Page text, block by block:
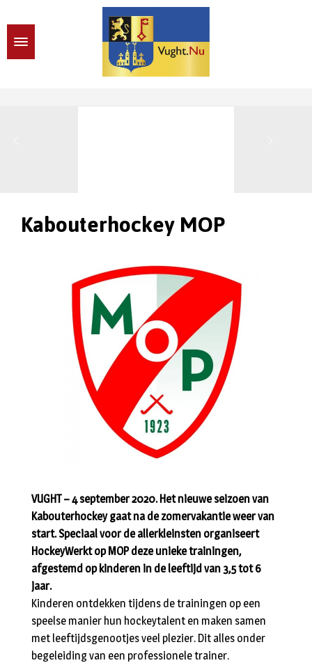
Kabouterhockey MOP
VUGHT – 4 september 2020. Het nieuwe seizoen van
Kabouterhockey gaat na de zomervakantie weer van
start. Speciaal voor de allerkleinsten organiseert
HockeyWerkt op MOP deze unieke trainingen,
afgestemd op kinderen in de leeftijd van 3,5 tot 6
jaar.
Kinderen ontdekken tijdens de trainingen op een
speelse manier hun hockeytalent en maken samen
met leeftijdsgenootjes veel plezier. Dit alles onder
begeleiding van een professionele trainer.